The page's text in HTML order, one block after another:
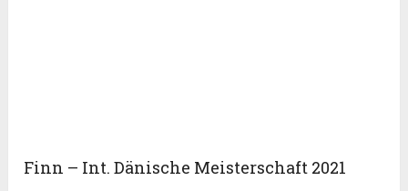
Finn – Int. Dänische Meisterschaft 2021